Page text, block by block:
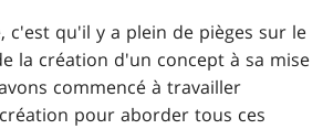
c'est qu'il y a plein de pièges sur le
la création d'un concept à sa mise
commencé à travailler
pour aborder tous ces